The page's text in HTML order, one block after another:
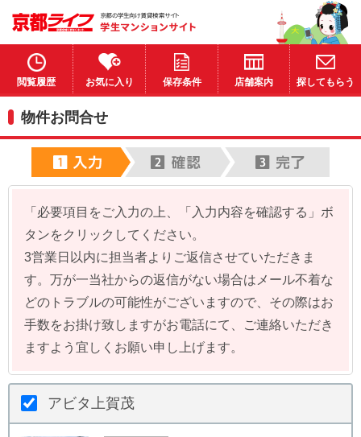
閲覧履歴 お気に入り 保存条件 店舗案内 探してもらう
物件お問合せ
「必要項目をご入力の上、「入力内容を確認する」ボ
タンをクリックしてください。
3営業日以内に担当者よりご返信させていただきま
す。万が一当社からの返信がない場合はメール不着な
どのトラブルの可能性がございますので、その際はお
手数をお掛け致しますがお電話にて、ご連絡いただき
ますよう宜しくお願い申し上げます。
アビタ上賀茂